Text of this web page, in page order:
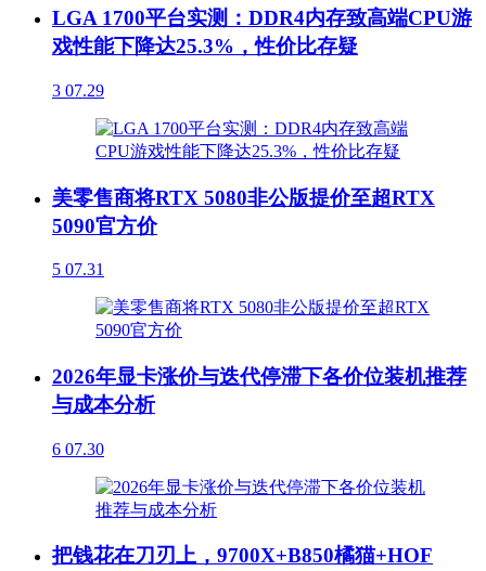
LGA 1700平台实测：DDR4内存致高端CPU游
戏性能下降达25.3%，性价比存疑
3 07.29
美零售商将RTX 5080非公版提价至超RTX
5090官方价
5 07.31
2026年显卡涨价与迭代停滞下各价位装机推荐
与成本分析
6 07.30
把钱花在刀刃上，9700X+B850橘猫+HOF